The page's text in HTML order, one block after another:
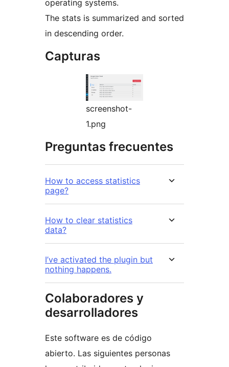
operating systems.
The stats is summarized and sorted
in descending order.
Capturas
screenshot-
1.png
Preguntas frecuentes
How to access statistics
page?
How to clear statistics
data?
I’ve activated the plugin but
nothing happens.
Colaboradores y
desarrolladores
Este software es de código
abierto. Las siguientes personas